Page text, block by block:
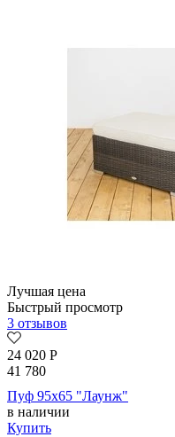
Лучшая цена
Быстрый просмотр
3 отзывов
24 020 Р
41 780
Пуф 95х65 "Лаунж"
в наличии
Купить